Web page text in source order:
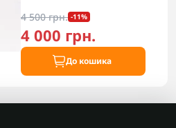
4 500 грн. -11%
4 000 грн.
До кошика